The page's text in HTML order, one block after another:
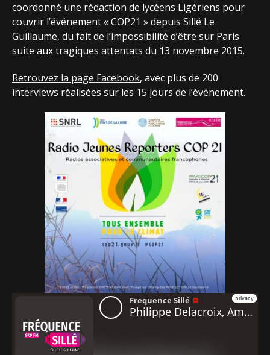
coordonné une rédaction de lycéens Ligériens pour
couvrir l’événement « COP21 » depuis Sillé Le
Guillaume, du fait de l’impossibilité d’être sur Paris
suite aux tragiques attentats du 13 novembre 2015.
Retrouvez la page Facebook, avec plus de 200
interviews réalisées sur les 15 jours de l’événement.